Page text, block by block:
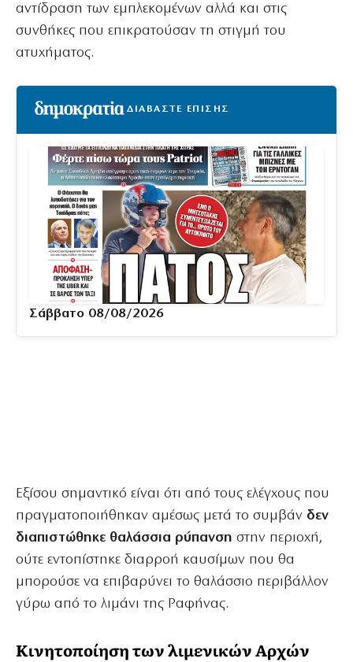
αντίδραση των εμπλεκομένων αλλά και στις
συνθήκες που επικρατούσαν τη στιγμή του
ατυχήματος.
ΔΙΑΒΑΣΤΕ ΕΠΙΣΗΣ
Σάββατο 08/08/2026
Εξίσου σημαντικό είναι ότι από τους ελέγχους που
πραγματοποιήθηκαν αμέσως μετά το συμβάν δεν
διαπιστώθηκε θαλάσσια ρύπανση στην περιοχή,
ούτε εντοπίστηκε διαρροή καυσίμων που θα
μπορούσε να επιβαρύνει το θαλάσσιο περιβάλλον
γύρω από το λιμάνι της Ραφήνας.
Κινητοποίηση των λιμενικών Αρχών